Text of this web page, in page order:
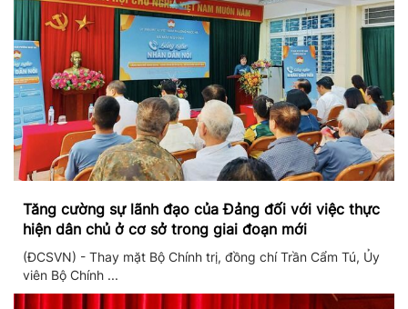
Tăng cường sự lãnh đạo của Đảng đối với việc thực
hiện dân chủ ở cơ sở trong giai đoạn mới
(ĐCSVN) - Thay mặt Bộ Chính trị, đồng chí Trần Cẩm Tú, Ủy
viên Bộ Chính ...